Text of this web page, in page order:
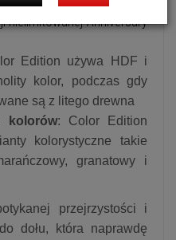
nielimitowanej Anniversary
Edition używa HDF i
kolor, podczas gdy
są z litego drewna
kolorów: Color Edition
kolorystyczne takie
granatowy i
przejrzystości i
dołu, która naprawdę